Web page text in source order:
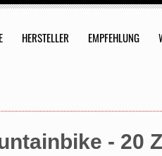
HERSTELLER EMPFEHLUNG
- 20